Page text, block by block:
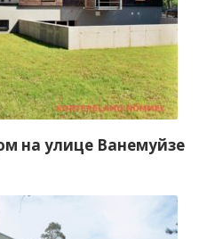
на улице Ванемуйзе